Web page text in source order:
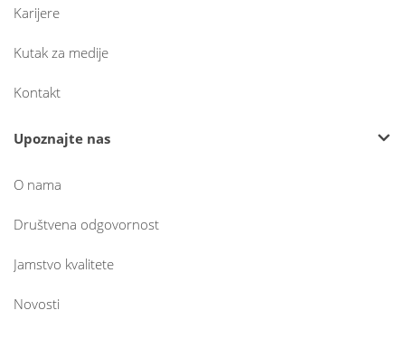
Karijere
Kutak za medije
Kontakt
Upoznajte nas
O nama
Društvena odgovornost
Jamstvo kvalitete
Novosti